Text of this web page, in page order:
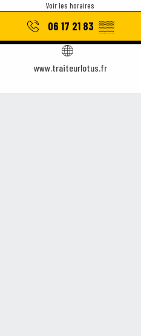
Voir les horaires
06 17 21 83 ▒▒
www.traiteurlotus.fr